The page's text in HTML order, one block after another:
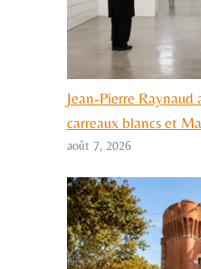
Jean-Pierre Raynaud
carreaux blancs et
août 7, 2026